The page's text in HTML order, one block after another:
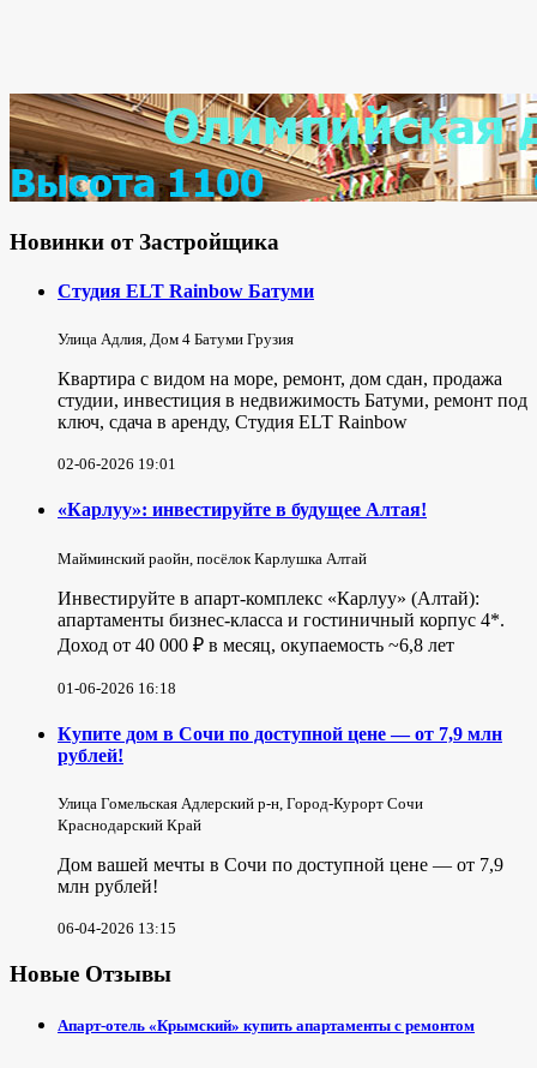
Новинки от Застройщика
Студия ELT Rainbow Батуми
Улица Адлия, Дом 4 Батуми Грузия
Квартира с видом на море, ремонт, дом сдан, продажа
студии, инвестиция в недвижимость Батуми, ремонт под
ключ, сдача в аренду, Студия ELT Rainbow
02-06-2026 19:01
«Карлуу»: инвестируйте в будущее Алтая!
Майминский раойн, посёлок Карлушка Алтай
Инвестируйте в апарт-комплекс «Карлуу» (Алтай):
апартаменты бизнес-класса и гостиничный корпус 4*.
Доход от 40 000 ₽ в месяц, окупаемость ~6,8 лет
01-06-2026 16:18
Купите дом в Сочи по доступной цене — от 7,9 млн
рублей!
Улица Гомельская Адлерский р-н, Город-Курорт Сочи
Краснодарский Край
Дом вашей мечты в Сочи по доступной цене — от 7,9
млн рублей!
06-04-2026 13:15
Новые Отзывы
Апарт-отель «Крымский» купить апартаменты с ремонтом